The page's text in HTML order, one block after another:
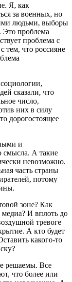
Я, как
за военных, но
людьми, выборы
Это проблема
проблема с
тем, что россияне
сказали, что
число,
них в силу
дорогостоящее
и
смысла. А такие
невозможно.
часть страны
потому
зоне? Как
И вплоть до
тревоге
А кто будет
какого-то
решаемы. Все
что более или